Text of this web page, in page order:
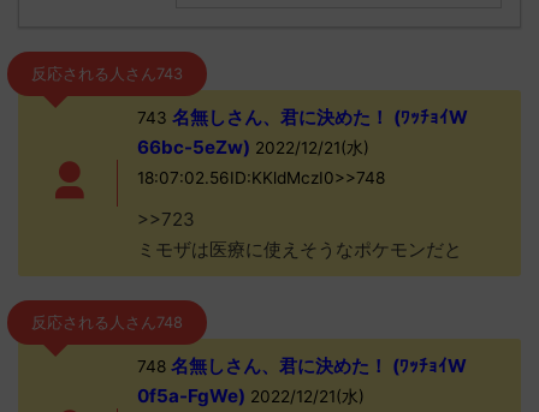
反応される人さん743
743 名無しさん、君に決めた！ (ﾜｯﾁｮｲW
66bc-5eZw) 2022/12/21(水)
18:07:02.56ID:KKldMczI0>>748
>>723
ミモザは医療に使えそうなポケモンだと
反応される人さん748
748名無しさん、君に決めた！ (ﾜｯﾁｮｲW
0f5a-FgWe) 2022/12/21(水)